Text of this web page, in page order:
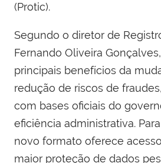
(Protic).
Segundo o diretor de
Fernando Oliveira
principais benefícios da
redução de riscos de
com bases oficiais do
eficiência administrativa.
novo formato oferece
maior proteção de dados